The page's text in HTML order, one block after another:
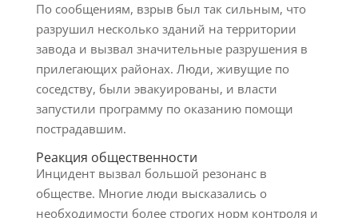
По сообщениям, взрыв был так сильным, что
разрушил несколько зданий на территории
завода и вызвал значительные разрушения в
прилегающих районах. Люди, живущие по
соседству, были эвакуированы, и власти
запустили программу по оказанию помощи
пострадавшим.
Реакция общественности
Инцидент вызвал большой резонанс в
обществе. Многие люди высказались о
необходимости более строгих норм контроля и